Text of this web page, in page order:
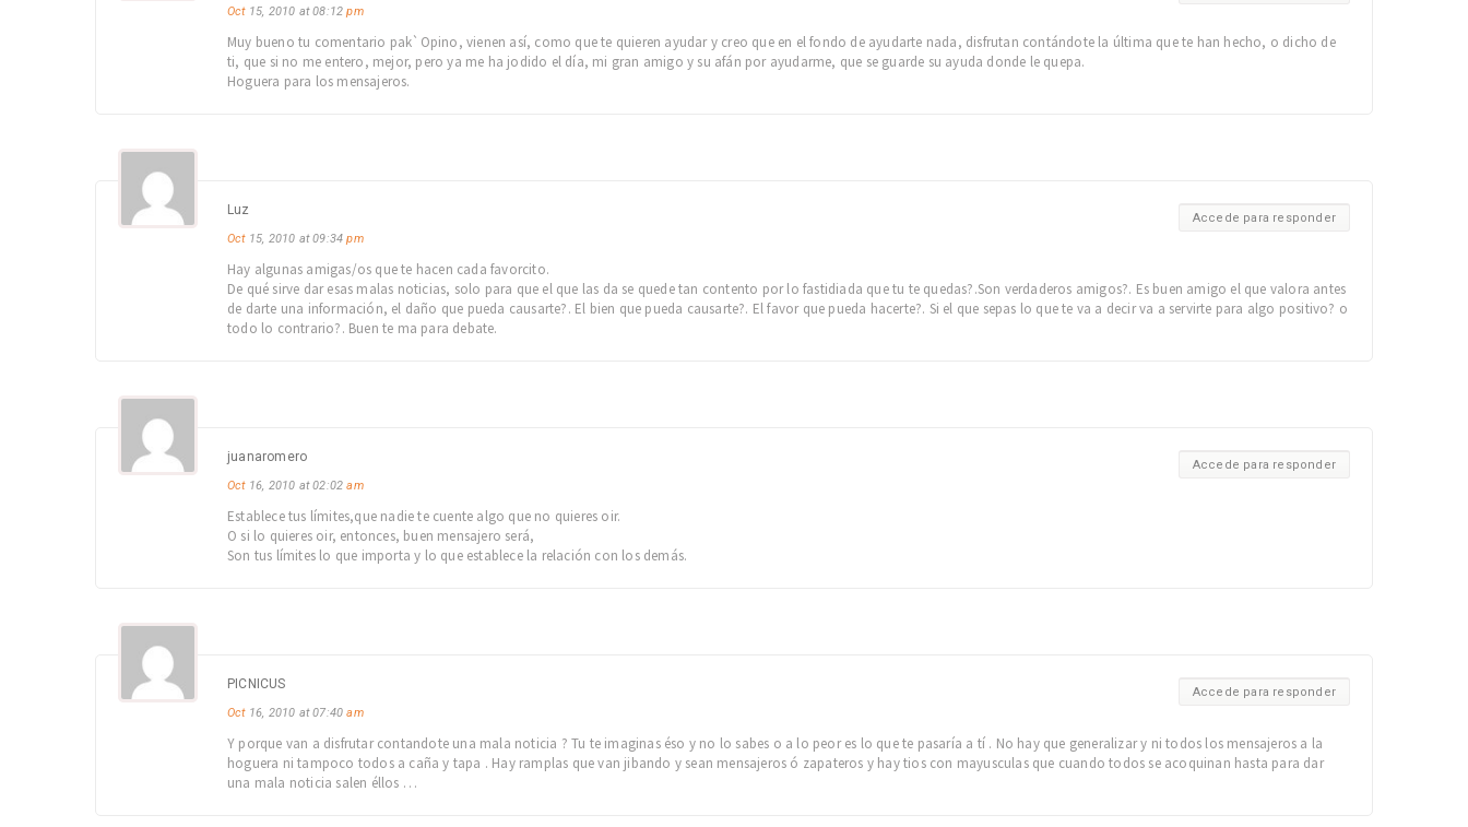
Oct15, 2010 at 08:12pm
Muy bueno tu comentario pak`Opino, vienen así, como que te quieren ayudar y creo que en el fondo de ayudarte nada, disfrutan contándote la última que te han hecho, o dicho de
ti, que si no me entero, mejor, pero ya me ha jodido el día, mi gran amigo y su afán por ayudarme, que se guarde su ayuda donde le quepa.
Hoguera para los mensajeros.
Accede para responder
Luz
Oct15, 2010 at 09:34pm
Hay algunas amigas/os que te hacen cada favorcito.
De qué sirve dar esas malas noticias, solo para que el que las da se quede tan contento por lo fastidiada que tu te quedas?.Son verdaderos amigos?. Es buen amigo el que valora antes
de darte una información, el daño que pueda causarte?. El bien que pueda causarte?. El favor que pueda hacerte?. Si el que sepas lo que te va a decir va a servirte para algo positivo? o
todo lo contrario?. Buen te ma para debate.
Accede para responder
juanaromero
Oct16, 2010 at 02:02am
Establece tus límites,que nadie te cuente algo que no quieres oir.
O si lo quieres oir, entonces, buen mensajero será,
Son tus límites lo que importa y lo que establece la relación con los demás.
Accede para responder
PICNICUS
Oct16, 2010 at 07:40am
Y porque van a disfrutar contandote una mala noticia ? Tu te imaginas éso y no lo sabes o a lo peor es lo que te pasaría a tí . No hay que generalizar y ni todos los mensajeros a la
hoguera ni tampoco todos a caña y tapa . Hay ramplas que van jibando y sean mensajeros ó zapateros y hay tios con mayusculas que cuando todos se acoquinan hasta para dar
una mala noticia salen éllos …